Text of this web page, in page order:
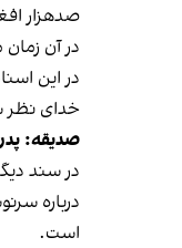
صدهزار
در آن
در این
خدای نظر
صدیقه:
در سند
درباره
است.